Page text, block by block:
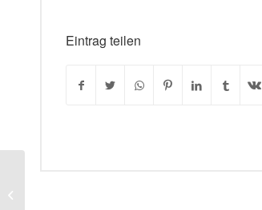
Eintrag teilen